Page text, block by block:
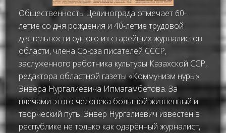
Общественность Целинограда отмечает 60-
летие со дня рождения и 40-летие трудовой
деятельности одного из старейших журналистов
области, члена Союза писателей СССР,
заслуженного работника культуры Казахской ССР,
редактора областной газеты «Коммунизм нуры»
Энвера Нургалиевича Ипмагамбетова. За
плечами этого человека большой жизненный и
творческий путь. Энвер Нургалиевич известен в
республике не только как одарённый журналист,